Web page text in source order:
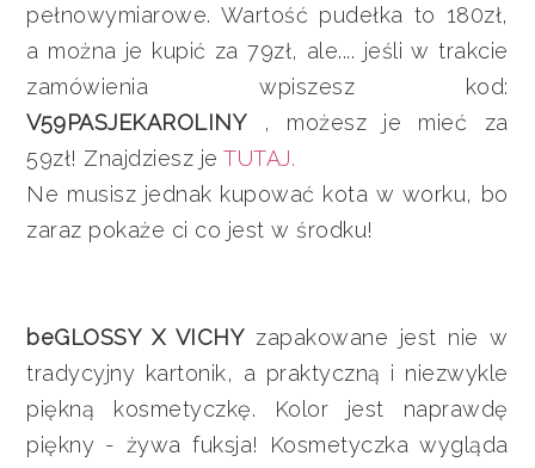
pełnowymiarowe. Wartość pudełka to 180zł,
a można je kupić za 79zł, ale.... jeśli w trakcie
zamówienia wpiszesz kod:
V59PASJEKAROLINY, możesz je mieć za
59zł! Znajdziesz jeTUTAJ.
Ne musisz jednak kupować kota w worku, bo
zaraz pokaże ci co jest w środku!
beGLOSSY X VICHYzapakowane jest nie w
tradycyjny kartonik, a praktyczną i niezwykle
piękną kosmetyczkę. Kolor jest naprawdę
piękny - żywa fuksja! Kosmetyczka wygląda